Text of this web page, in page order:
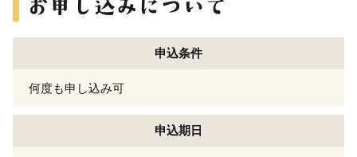
申込条件
何度も申し込み可
申込期日